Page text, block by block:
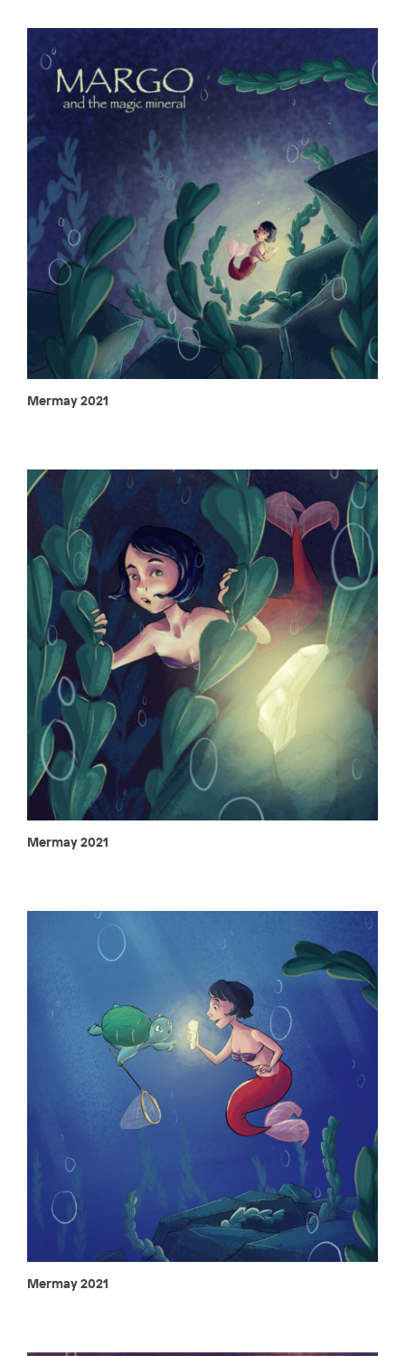
Mermay 2021
Mermay 2021
Mermay 2021